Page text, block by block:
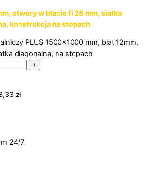
otwory w blacie fi 28 mm, siatka
konstrukcja na stopach
PLUS 1500x1000 mm, blat 12mm,
diagonalna, na stopach
+
zł
24/7